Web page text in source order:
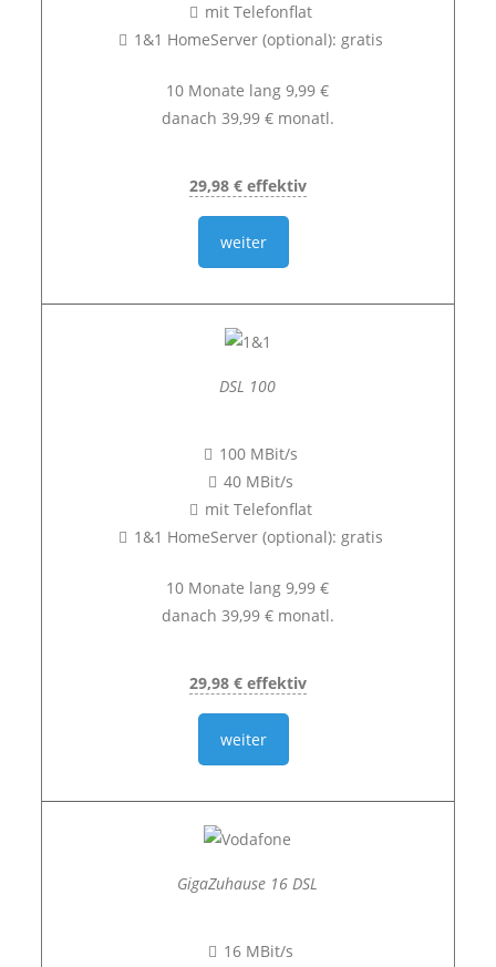
mit Telefonflat
1&1 HomeServer (optional): gratis
10 Monate lang 9,99 €
danach 39,99 € monatl.
29,98 € effektiv
weiter
DSL 100
100 MBit/s
40 MBit/s
mit Telefonflat
1&1 HomeServer (optional): gratis
10 Monate lang 9,99 €
danach 39,99 € monatl.
29,98 € effektiv
weiter
GigaZuhause 16 DSL
16 MBit/s